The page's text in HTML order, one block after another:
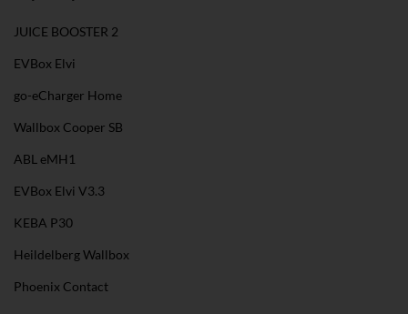
JUICE BOOSTER 2
EVBox Elvi
go-eCharger Home
Wallbox Cooper SB
ABL eMH1
EVBox Elvi V3.3
KEBA P30
Heildelberg Wallbox
Phoenix Contact